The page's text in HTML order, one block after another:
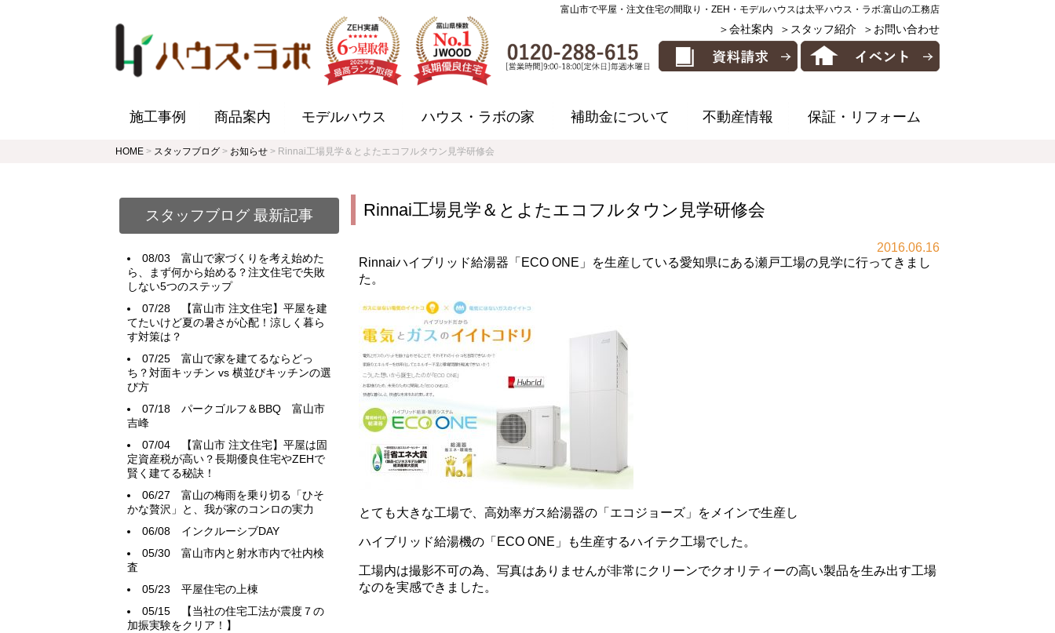
富山市で平屋・注文住宅の間取り・ZEH・モデルハウスは太平ハウス・ラボ:富山の工務店
＞会社案内 ＞スタッフ紹介 ＞お問い合わせ
施工事例 商品案内 モデルハウス ハウス・ラボの家 補助金について 不動産情報 保証・リフォーム
HOME > スタッフブログ > お知らせ > Rinnai工場見学＆とよたエコフルタウン見学研修会
Rinnai工場見学＆とよたエコフルタウン見学研修会
2016.06.16
Rinnaiハイブリッド給湯器「ECO ONE」を生産している愛知県にある瀬戸工場の見学に行ってきまし
た。
とても大きな工場で、高効率ガス給湯器の「エコジョーズ」をメインで生産し
ハイブリッド給湯機の「ECO ONE」も生産するハイテク工場でした。
工場内は撮影不可の為、写真はありませんが非常にクリーンでクオリティーの高い製品を生み出す工場
なのを実感できました。
スタッフブログ 最新記事
08/03 富山で家づくりを考え始めた
ら、まず何から始める？注文住宅で失敗
しない5つのステップ
07/28
【富山市 注文住宅】平屋を建
てたいけど夏の暑さが心配！涼しく暮ら
す対策は？
07/25 富山で家を建てるならどっ
ち？対面キッチン vs 横並びキッチンの選
び方
07/18 パークゴルフ＆BBQ 富山市
吉峰
07/04
【富山市 注文住宅】平屋は固
定資産税が高い？長期優良住宅やZEHで
賢く建てる秘訣！
06/27 富山の梅雨を乗り切る「ひそ
かな贅沢」と、我が家のコンロの実力
06/08 インクルーシブDAY
05/30 富山市内と射水市内で社内検
査
05/23 平屋住宅の上棟
05/15
【当社の住宅工法が震度７の
加振実験をクリア！】